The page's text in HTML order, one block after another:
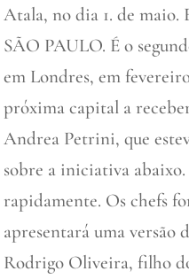
Atala, no dia 1. de maio.
SÃO PAULO. É o
em Londres, em
próxima capital a
Andrea Petrini, que
sobre a iniciativa abaixo.
rapidamente. Os chefs
apresentará uma versão
Rodrigo Oliveira, filho